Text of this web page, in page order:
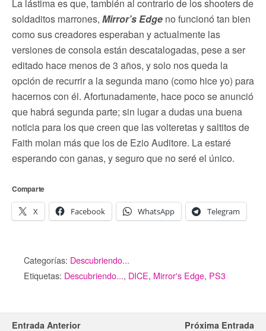
La lástima es que, también al contrario de los shooters de
soldaditos marrones, Mirror’s Edge no funcionó tan bien
como sus creadores esperaban y actualmente las
versiones de consola están descatalogadas, pese a ser
editado hace menos de 3 años, y solo nos queda la
opción de recurrir a la segunda mano (como hice yo) para
hacernos con él. Afortunadamente, hace poco se anunció
que habrá segunda parte; sin lugar a dudas una buena
noticia para los que creen que las volteretas y saltitos de
Faith molan más que los de Ezio Auditore. La estaré
esperando con ganas, y seguro que no seré el único.
Comparte
X Facebook WhatsApp Telegram
Categorías: Descubriendo...
Etiquetas: Descubriendo..., DICE, Mirror's Edge, PS3
Entrada Anterior Próxima Entrada